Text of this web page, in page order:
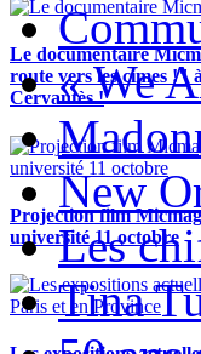
Le documentaire
route vers les cimes !"
Cervantès !
Projection film
université 11 octobre
« We
New
Les
Tina